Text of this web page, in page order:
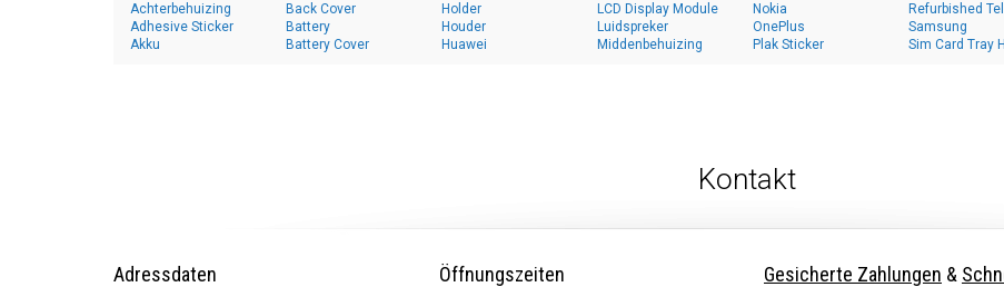
Achterbehuizing
Adhesive Sticker
Akku
Back Cover
Battery
Battery Cover
Holder
Houder
Huawei
LCD Display Module
Luidspreker
Middenbehuizing
Nokia
OnePlus
Plak Sticker
Refurbished
Samsung
Sim Card Tray
Kontakt
Adressdaten Öffnungszeiten Gesicherte Zahlungen &